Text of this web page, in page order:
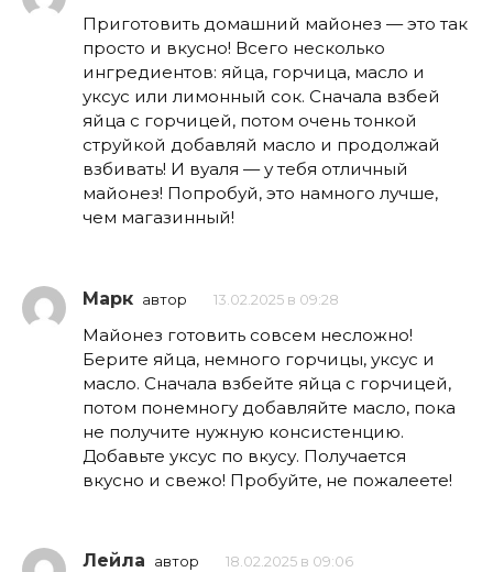
Приготовить домашний майонез — это так
просто и вкусно! Всего несколько
ингредиентов: яйца, горчица, масло и
уксус или лимонный сок. Сначала взбей
яйца с горчицей, потом очень тонкой
струйкой добавляй масло и продолжай
взбивать! И вуаля — у тебя отличный
майонез! Попробуй, это намного лучше,
чем магазинный!
Марк автор 13.02.2025 в 09:28
Майонез готовить совсем несложно!
Берите яйца, немного горчицы, уксус и
масло. Сначала взбейте яйца с горчицей,
потом понемногу добавляйте масло, пока
не получите нужную консистенцию.
Добавьте уксус по вкусу. Получается
вкусно и свежо! Пробуйте, не пожалеете!
Лейла автор 18.02.2025 в 09:06